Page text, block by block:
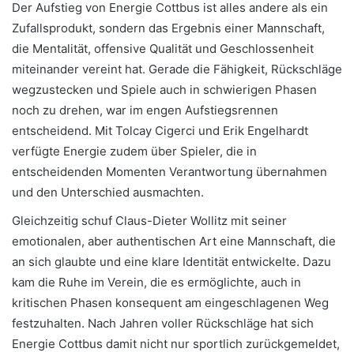
Der Aufstieg von Energie Cottbus ist alles andere als ein
Zufallsprodukt, sondern das Ergebnis einer Mannschaft,
die Mentalität, offensive Qualität und Geschlossenheit
miteinander vereint hat. Gerade die Fähigkeit, Rückschläge
wegzustecken und Spiele auch in schwierigen Phasen
noch zu drehen, war im engen Aufstiegsrennen
entscheidend. Mit Tolcay Cigerci und Erik Engelhardt
verfügte Energie zudem über Spieler, die in
entscheidenden Momenten Verantwortung übernahmen
und den Unterschied ausmachten.
Gleichzeitig schuf Claus-Dieter Wollitz mit seiner
emotionalen, aber authentischen Art eine Mannschaft, die
an sich glaubte und eine klare Identität entwickelte. Dazu
kam die Ruhe im Verein, die es ermöglichte, auch in
kritischen Phasen konsequent am eingeschlagenen Weg
festzuhalten. Nach Jahren voller Rückschläge hat sich
Energie Cottbus damit nicht nur sportlich zurückgemeldet,